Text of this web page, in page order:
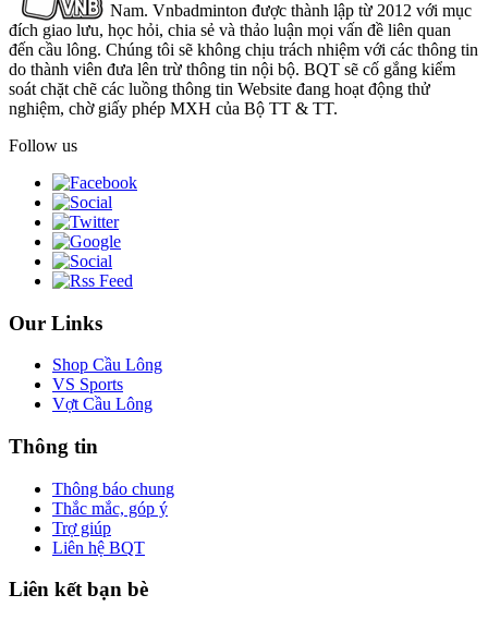
Nam. Vnbadminton được thành lập từ 2012 với mục
đích giao lưu, học hỏi, chia sẻ và thảo luận mọi vấn đề liên quan
đến cầu lông. Chúng tôi sẽ không chịu trách nhiệm với các thông tin
do thành viên đưa lên trừ thông tin nội bộ. BQT sẽ cố gắng kiểm
soát chặt chẽ các luồng thông tin Website đang hoạt động thử
nghiệm, chờ giấy phép MXH của Bộ TT & TT.
Follow us
Our Links
Shop Cầu Lông
VS Sports
Vợt Cầu Lông
Thông tin
Thông báo chung
Thắc mắc, góp ý
Trợ giúp
Liên hệ BQT
Liên kết bạn bè